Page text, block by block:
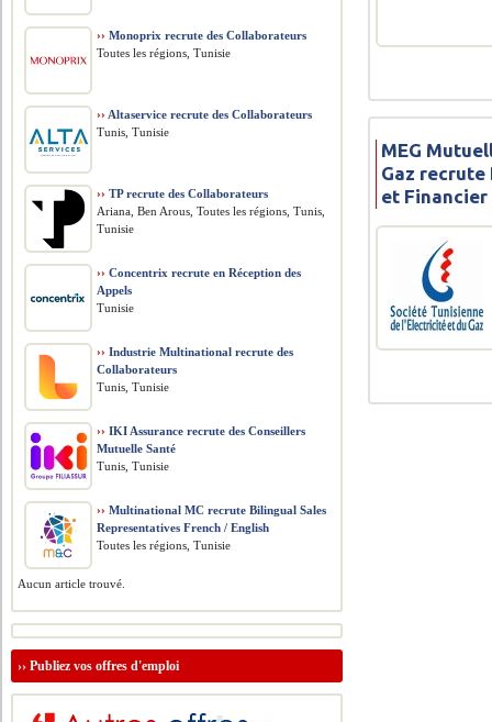
MEG
Gaz
et Financier
›› Monoprix recrute des Collaborateurs
Toutes les régions, Tunisie
›› Altaservice recrute des Collaborateurs
Tunis, Tunisie
›› TP recrute des Collaborateurs
Ariana, Ben Arous, Toutes les régions, Tunis,
Tunisie
›› Concentrix recrute en Réception des
Appels
Tunisie
›› Industrie Multinational recrute des
Collaborateurs
Tunis, Tunisie
›› IKI Assurance recrute des Conseillers
Mutuelle Santé
Tunis, Tunisie
›› Multinational MC recrute Bilingual Sales
Representatives French / English
Toutes les régions, Tunisie
Aucun article trouvé.
››Publiez vos offres d'emploi